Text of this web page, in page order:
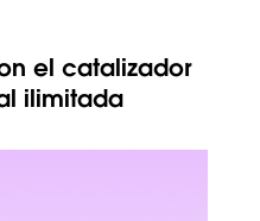
el catalizador
ilimitada